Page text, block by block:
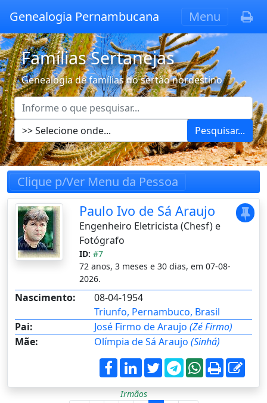
Genealogia Pernambucana Menu
Famílias Sertanejas
Genealogia de famílias do sertão nordestino
Pesquisar...
Clique p/Ver Menu da Pessoa
Paulo Ivo de Sá Araujo
Engenheiro Eletricista (Chesf) e
Fotógrafo
ID: #7
72 anos, 3 meses e 30 dias, em 07-08-
2026.
Nascimento:
08-04-1954
Triunfo, Pernambuco, Brasil
Pai:
José Firmo de Araujo (Zé Firmo)
Mãe:
Olímpia de Sá Araujo (Sinhá)
Irmãos